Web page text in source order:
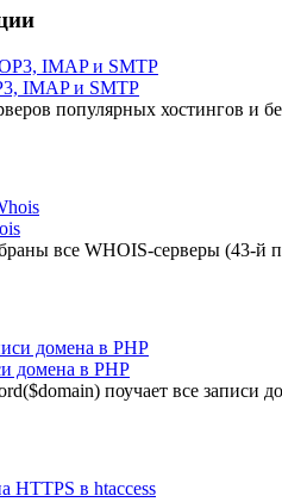
IMAP и SMTP
популярных хостингов и
все WHOIS-серверы (43-й
домена в PHP
поучает все записи